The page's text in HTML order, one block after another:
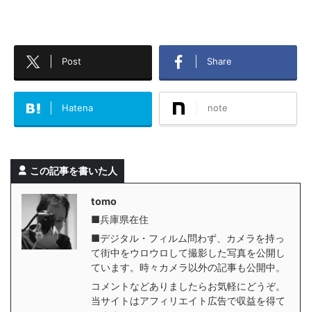
Post Share
Hatena note
この記事を書いた人
tomo
■兵庫県在住
■デジタル・フィルム問わず、カメラを持っ
て街中をウロウロして撮影した写真を公開し
ています。時々カメラ以外の記事も公開中。
コメントなどありましたらお気軽にどうぞ。
当サイトはアフィリエイト広告で収益を得て